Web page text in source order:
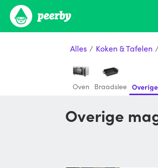
Alles / Koken & Tafelen /
Oven Braadslee
Overige